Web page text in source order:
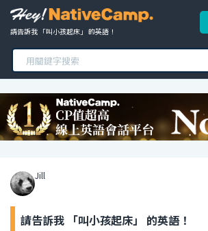
請告訴我 「叫小孩起床」 的英語！
Jill
請告訴我 「叫小孩起床」 的英語！